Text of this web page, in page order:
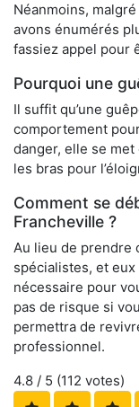
Néanmoins,
avons énumérés
fassiez appel pour
Pourquoi une
Il suffit qu’une
comportement
danger, elle se
les bras pour
Comment se
Francheville ?
Au lieu de prendre
spécialistes, et
nécessaire pour
pas de risque si
permettra de
professionnel.
4.8 / 5 (112 votes)